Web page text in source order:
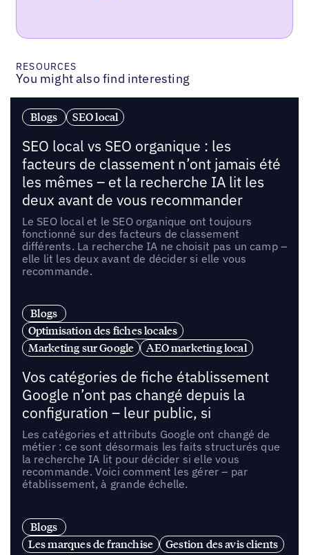
RESOURCES
You might also find interesting
Blogs SEO local
SEO local vs SEO organique : les
facteurs de classement n’ont jamais été
les mêmes – et la recherche IA lit les
deux avant de vous recommander
Le SEO local et le SEO organique ont toujours
fonctionné sur des facteurs de classement
différents. La recherche IA ne choisit pas un camp –
elle lit les deux avant de décider si elle vous
recommande.
Blogs
Optimisation des fiches locales
Marketing sur Google
AEO marketing local
Vos catégories de fiche établissement
Google n’ont pas changé depuis la
configuration – leur public, si
Les catégories et attributs Google ont changé de
métier : ce sont désormais les faits structurés que
la recherche IA lit pour décider si elle vous
recommande. Voici comment les gérer – par
établissement, à grande échelle.
Blogs
Les marques de franchise
Gestion des avis clients